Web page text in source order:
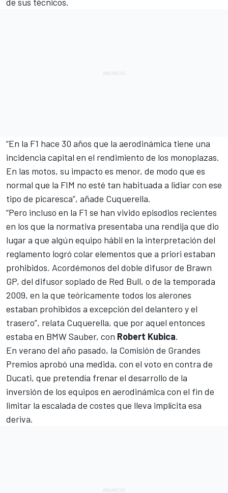
“En la F1 hace 30 años que la aerodinámica tiene una
incidencia capital en el rendimiento de los monoplazas.
En las motos, su impacto es menor, de modo que es
normal que la FIM no esté tan habituada a lidiar con ese
tipo de picaresca”, añade Cuquerella.
“Pero incluso en la F1 se han vivido episodios recientes
en los que la normativa presentaba una rendija que dio
lugar a que algún equipo hábil en la interpretación del
reglamento logró colar elementos que a priori estaban
prohibidos. Acordémonos del doble difusor de Brawn
GP, del difusor soplado de Red Bull, o de la temporada
2009, en la que teóricamente todos los alerones
estaban prohibidos a excepción del delantero y el
trasero”, relata Cuquerella, que por aquel entonces
estaba en BMW Sauber, con Robert Kubica.
En verano del año pasado, la Comisión de Grandes
Premios aprobó una medida, con el voto en contra de
Ducati, que pretendía frenar el desarrollo de la
inversión de los equipos en aerodinámica con el fin de
limitar la escalada de costes que lleva implícita esa
deriva.